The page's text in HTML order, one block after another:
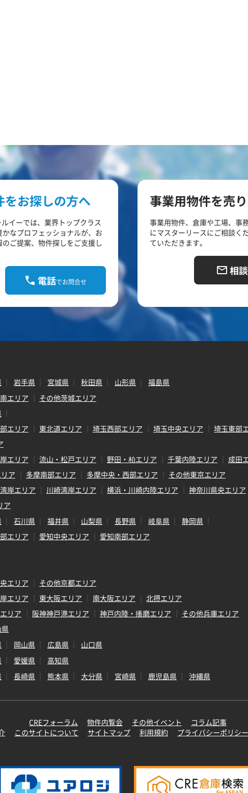
をお探しの方へ
イーでは、業界トップクラス
なプロフェッショナルが、お
ご提案、物件探しをご支援し
電話でお問合せ
事業用物件を売
事業用物件、倉庫や工場、事
にマスターリースにご相談く
ていただきます。
相
岩手県 宮城県 秋田県 山形県
福島県
エリア
その他茨城エリア
エリア 東北道エリア 埼玉西部エリア 埼玉中央エリア 埼玉東部
エリア 流山・松戸エリア 野田・柏エリア 千葉内陸エリア 成田
ア 多摩南部エリア 多摩中央・西部エリア
その他東京エリア
岸エリア 川崎湾岸エリア 横浜・川崎内陸エリア 神奈川県央エリア
ア
石川県 福井県 山梨県 長野県 岐阜県
静岡県
エリア 愛知中央エリア
愛知南部エリア
エリア
その他京都エリア
エリア 東大阪エリア 南大阪エリア
北摂エリア
リア 阪神神戸港エリア 神戸内陸・播磨エリア
その他兵庫エリア
岡山県 広島県
山口県
愛媛県
高知県
長崎県 熊本県 大分県 宮崎県 鹿児島県 沖縄県
CREフォーラム 物件内覧会 その他イベント
コラム記事
このサイトについて サイトマップ 利用規約 プライバシーポリシー